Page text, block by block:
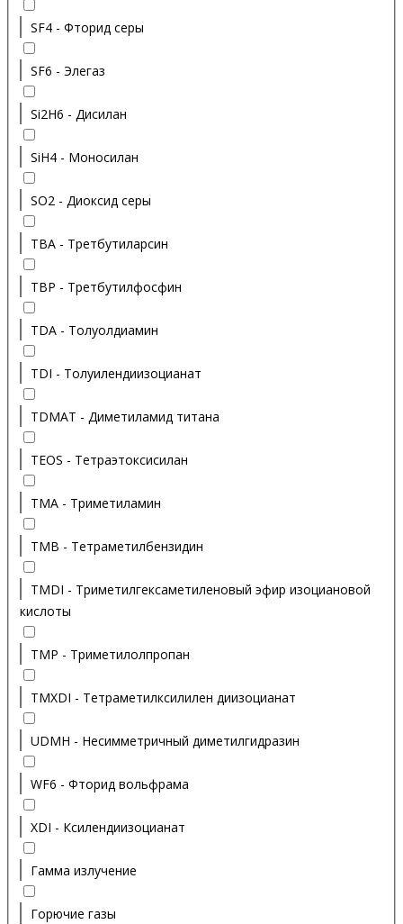
SF4 - Фторид серы
SF6 - Элегаз
Si2H6 - Дисилан
SiH4 - Моносилан
SO2 - Диоксид серы
TBA - Третбутиларсин
TBP - Третбутилфосфин
TDA - Толуолдиамин
TDI - Толуилендиизоцианат
TDMAT - Диметиламид титана
TEOS - Тетраэтоксисилан
TMA - Триметиламин
TMB - Тетраметилбензидин
TMDI - Триметилгексаметиленовый эфир изоциановой
кислоты
TMP - Триметилолпропан
TMXDI - Тетраметилксилилен диизоцианат
UDMH - Несимметричный диметилгидразин
WF6 - Фторид вольфрама
XDI - Ксилендиизоцианат
Гамма излучение
Горючие газы